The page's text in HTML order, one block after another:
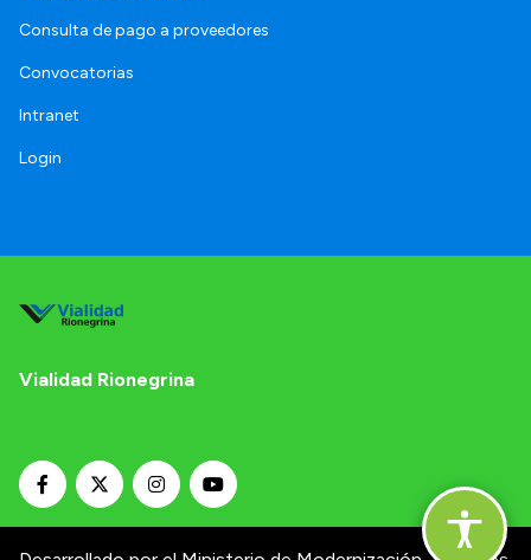
Consulta de pago a proveedores
Convocatorias
Intranet
Login
Vialidad Rionegrina